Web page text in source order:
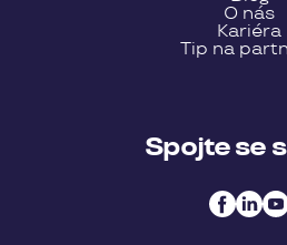
O nás
Kariéra
Tip na
Spojte se